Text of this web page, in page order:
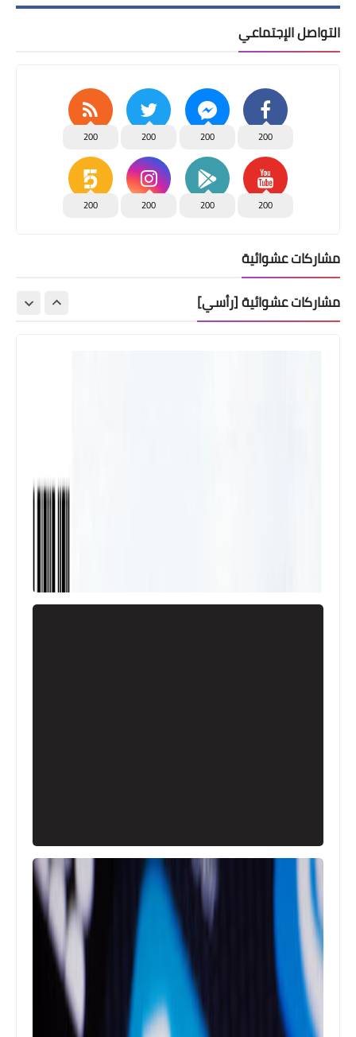
التواصل الإجتماعي
200
200
200
200
200
200
200
200
مشاركات عشوائية
مشاركات عشوائية [رأسي]
أخبار
بالفيديو: الشركة الشهيرة SpaceX تحقق
إنجازا غير مسبوق في عالم التكنولوجيا !